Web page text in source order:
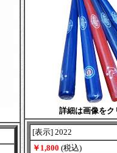
詳細は画像をク
[表示] 2022
￥1,800 (税込)